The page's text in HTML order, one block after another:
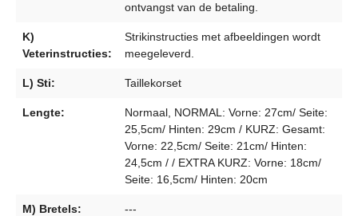
ontvangst van de betaling.
K)
Veterinstructies:
Strikinstructies met afbeeldingen wordt
meegeleverd.
L) Sti: Taillekorset
Lengte:
Normaal, NORMAL: Vorne: 27cm/ Seite:
25,5cm/ Hinten: 29cm / KURZ: Gesamt:
Vorne: 22,5cm/ Seite: 21cm/ Hinten:
24,5cm / / EXTRA KURZ: Vorne: 18cm/
Seite: 16,5cm/ Hinten: 20cm
M) Bretels: ---